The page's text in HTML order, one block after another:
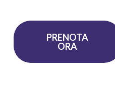
PRENOTA
ORA